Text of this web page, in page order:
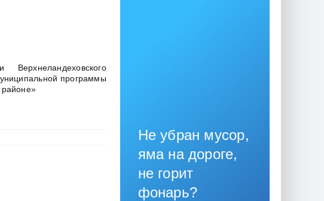
программы
Не убран мусор,
яма на дороге,
не горит
фонарь?